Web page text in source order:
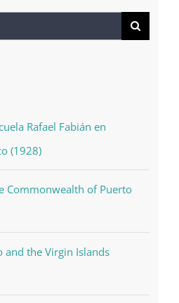
Rafael Fabián en
(1928)
Commonwealth of Puerto
and the Virgin Islands